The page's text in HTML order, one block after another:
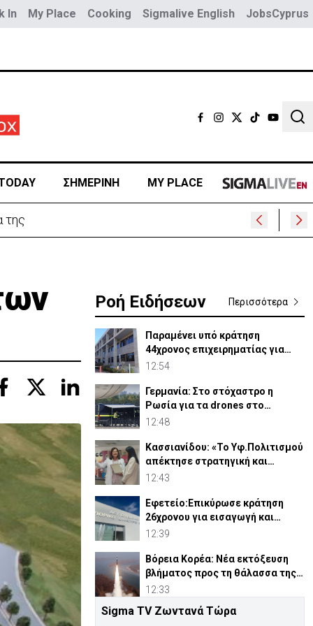
In My Place Cooking Sigmalive English JobsCyprus
ΣΗΜΕΡΙΝΗ MY PLACE
της
Ροή Ειδήσεων Περισσότερα
Παραμένει υπό κράτηση
44χρονος επιχειρηματίας για
υπόθεση εκβιασμών
12:54
Γερμανία: Στο στόχαστρο η
Ρωσία για τα drones στο
αεροδρόμιο της Λειψίας
12:48
Κασσιανίδου: «Το Υφ.Πολιτισμού
απέκτησε στρατηγική και
θεσμική ωριμότητα»
12:43
Εφετείο:Eπικύρωσε κράτηση
26χρονου για εισαγωγή και
κατοχή παπαρούνας για όπιο
12:39
Βόρεια Κορέα: Νέα εκτόξευση
βλήματος προς τη θάλασσα της
Ιαπωνίας
12:33
Μαρία Παναγιώτου:«Αποχωρώ
Sigma TV Ζωντανά Τώρα